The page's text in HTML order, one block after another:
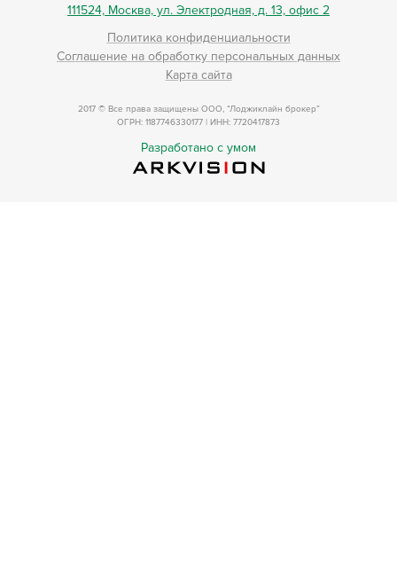
111524, Москва, ул. Электродная, д. 13, офис 2
Политика конфиденциальности
Соглашение на обработку персональных данных
Карта сайта
2017 © Все права защищены ООО, “Лоджиклайн брокер”
ОГРН: 1187746330177 | ИНН: 7720417873
Разработано с умом